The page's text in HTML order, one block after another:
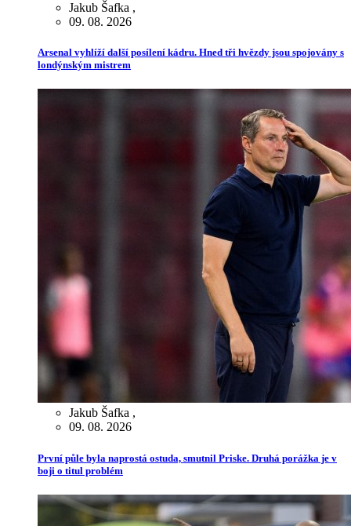
Jakub Šafka ,
09. 08. 2026
Arsenal vyhlíží další posílení kádru. Hned tři hvězdy jsou spojovány s
londýnským mistrem
Jakub Šafka ,
09. 08. 2026
První půle byla naprostá ostuda, smutnil Priske. Druhá porážka je v
boji o titul problém